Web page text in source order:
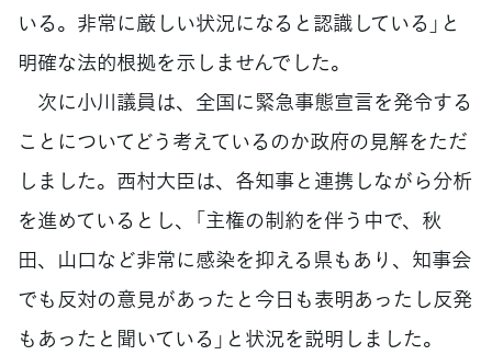
いる。非常に厳しい状況になると認識している」と
明確な法的根拠を示しませんでした。
次に小川議員は、全国に緊急事態宣言を発令する
ことについてどう考えているのか政府の見解をただ
しました。西村大臣は、各知事と連携しながら分析
を進めているとし、「主権の制約を伴う中で、秋
田、山口など非常に感染を抑える県もあり、知事会
でも反対の意見があったと今日も表明あったし反発
もあったと聞いている」と状況を説明しました。